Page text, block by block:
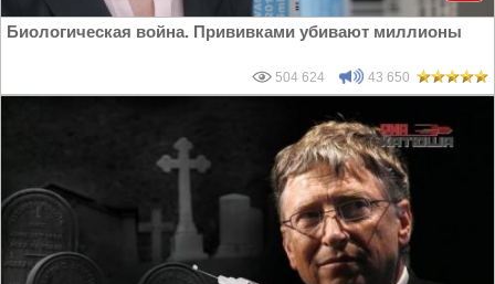
Биологическая война. Прививками убивают миллионы
504 624 43 650